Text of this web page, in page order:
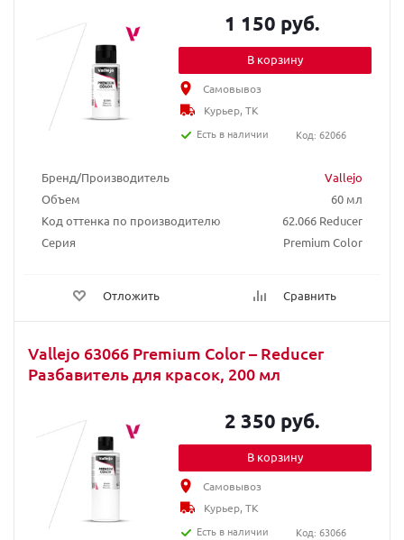
Бренд/Производитель
Vallejo
Объем
60 мл
Код оттенка по производителю
62.066 Reducer
Серия
Premium Color
Отложить Сравнить
1 150 руб.
В корзину
Самовывоз
Курьер, ТК
Есть в наличии
Код: 62066
Vallejo 63066 Premium Color – Reducer
Разбавитель для красок, 200 мл
2 350 руб.
В корзину
Самовывоз
Курьер, ТК
Есть в наличии
Код: 63066